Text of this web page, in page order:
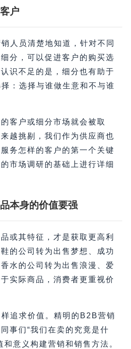
户
人员清楚地知道，针对不同
分，可以促进客户的购买选
识不足的是，细分也有助于
：选择与谁做生意和不与谁
客户或细分市场就会被取
越挑剔，我们作为供应商也
务怎样的客户的第一个关键
市场调研的基础上进行详细
本身的价值要强
或其特征，才是获取更高利
的公司转为出售梦想、成功
水的公司转为出售浪漫、爱
实际商品，消费者更重视价
追求价值。精明的B2B营销
事们“我们在卖的究竟是什
和意义构建营销和销售方法。